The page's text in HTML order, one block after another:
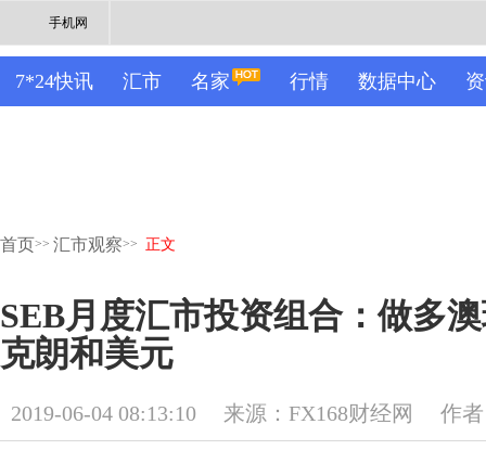
手机网
7*24快讯 汇市 名家 行情 数据中心
首页>> 汇市观察>> 正文
SEB月度汇市投资组合：做多
克朗和美元
2019-06-04 08:13:10 来源：FX168财经网 作